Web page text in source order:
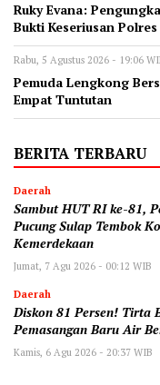
‎Ruky Evana:
Bukti Keseriusan
Rabu, 5 Agustus 2026 - 19:06
Pemuda Lengkong
Empat Tuntutan
BERITA TERBARU
Daerah
Sambut HUT RI ke-81,
Pucung Sulap Tembok
Kemerdekaan
Jumat, 7 Agu 2026 - 00:12 WIB
Daerah
Diskon 81 Persen! Tirta
Pemasangan Baru Air
Kamis, 6 Agu 2026 - 20:37 WIB